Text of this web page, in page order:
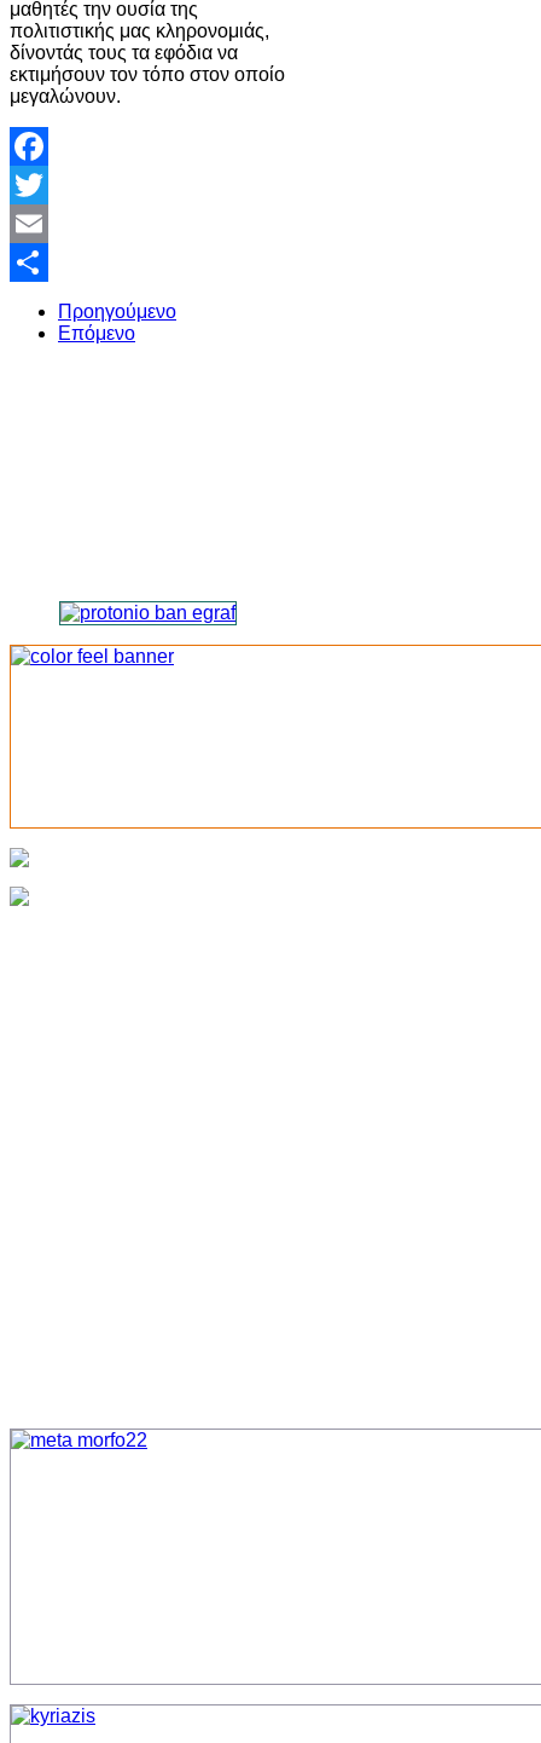
μαθητές την ουσία της
πολιτιστικής μας κληρονομιάς,
δίνοντάς τους τα εφόδια να
εκτιμήσουν τον τόπο στον οποίο
μεγαλώνουν.
Facebook
Twitter
Email
Share
Προηγούμενο
Επόμενο